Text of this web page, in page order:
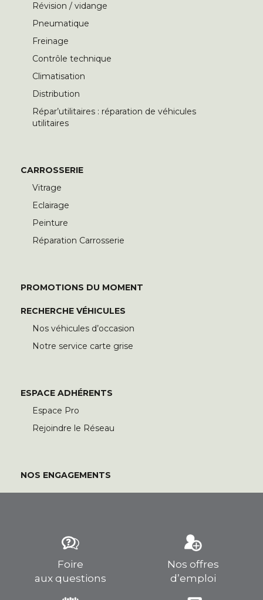
Révision / vidange
Pneumatique
Freinage
Contrôle technique
Climatisation
Distribution
Répar’utilitaires : réparation de véhicules
utilitaires
CARROSSERIE
Vitrage
Eclairage
Peinture
Réparation Carrosserie
PROMOTIONS DU MOMENT
RECHERCHE VÉHICULES
Nos véhicules d’occasion
Notre service carte grise
ESPACE ADHÉRENTS
Espace Pro
Rejoindre le Réseau
NOS ENGAGEMENTS
Foire
aux questions
Nos offres
d’emploi